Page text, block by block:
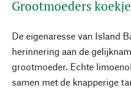
Grootmoeders
De eigenaresse van Island
herinnering aan de
grootmoeder. Echte
samen met de knapperige